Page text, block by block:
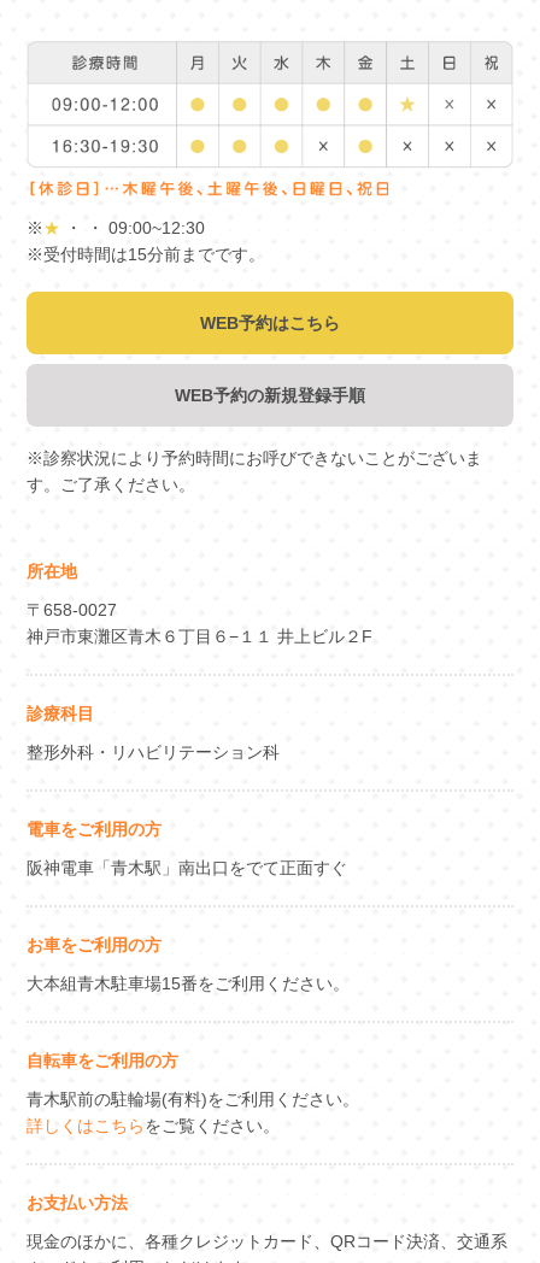
※★ ・ ・ 09:00~12:30
※受付時間は15分前までです。
WEB予約はこちら
WEB予約の新規登録手順
※診察状況により予約時間にお呼びできないことがございま
す。ご了承ください。
所在地
〒658-0027
神戸市東灘区青木６丁目６−１１ 井上ビル２F
診療科目
整形外科・リハビリテーション科
電車をご利用の方
阪神電車「青木駅」南出口をでて正面すぐ
お車をご利用の方
大本組青木駐車場15番をご利用ください。
自転車をご利用の方
青木駅前の駐輪場(有料)をご利用ください。
詳しくはこちらをご覧ください。
お支払い方法
現金のほかに、各種クレジットカード、QRコード決済、交通系